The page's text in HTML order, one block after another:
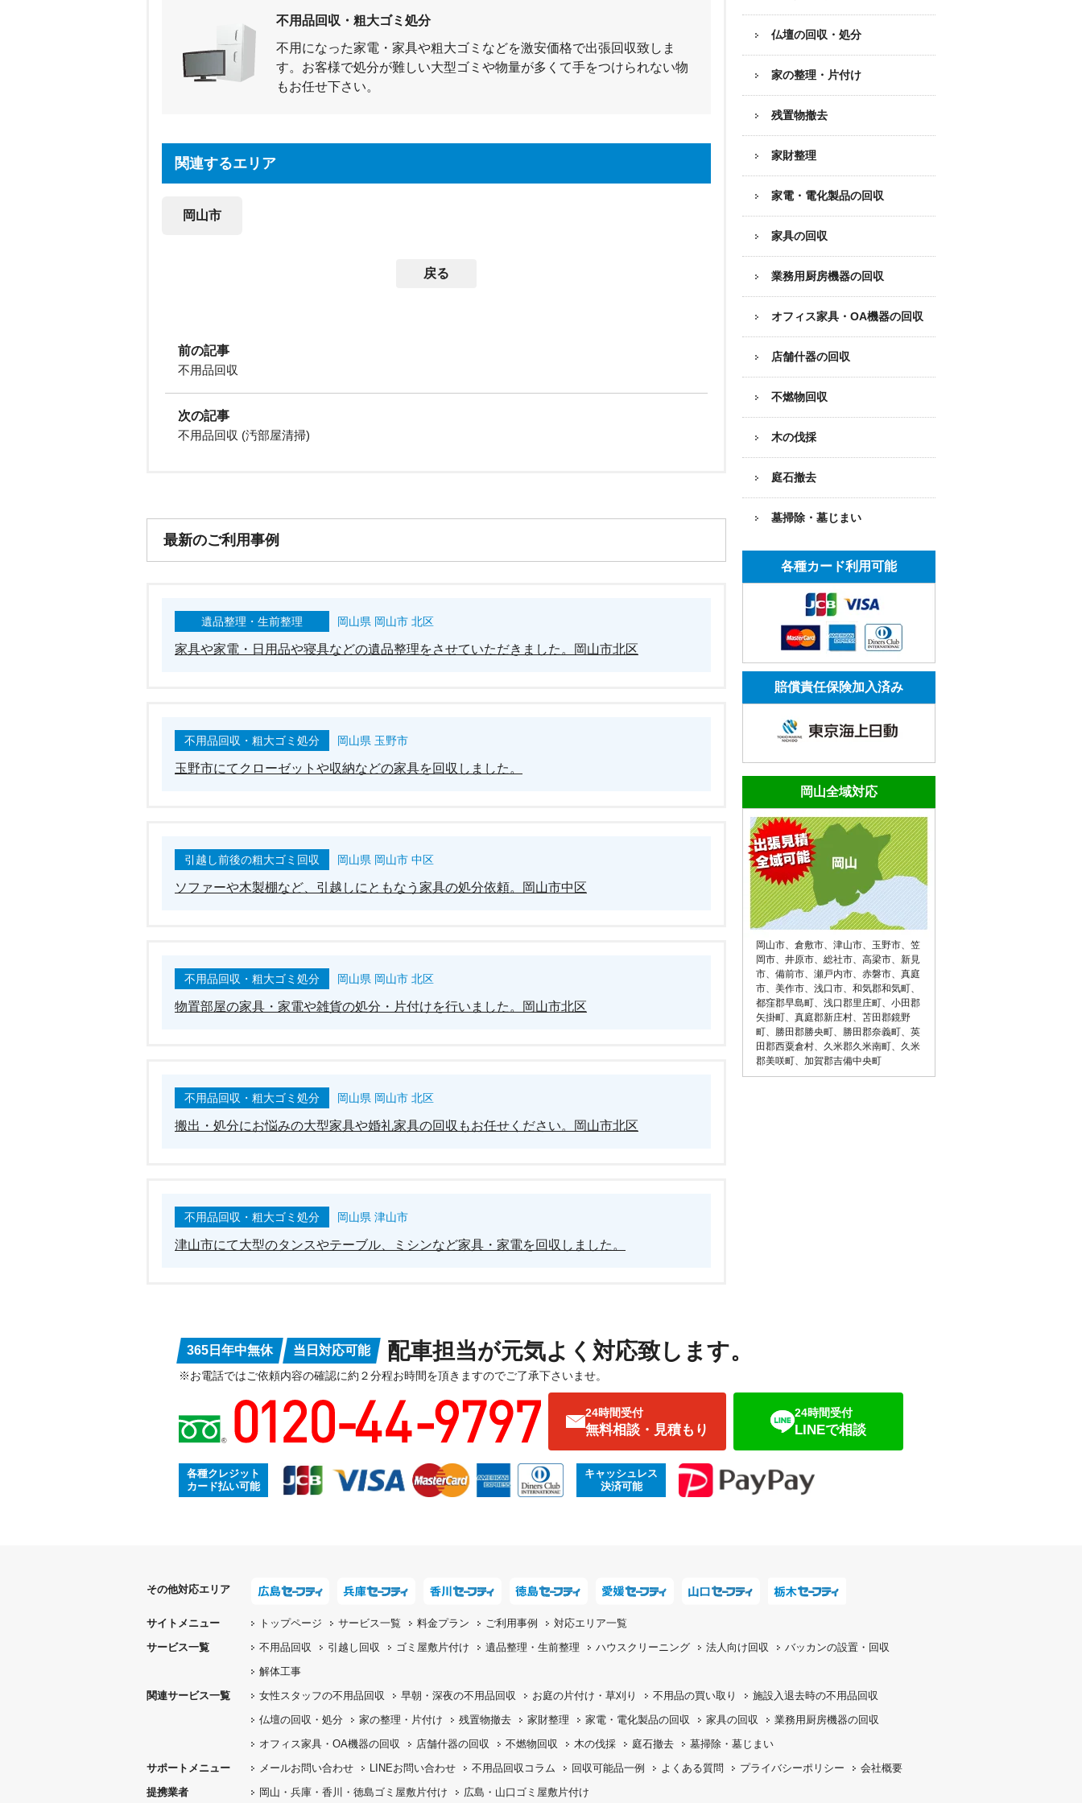
不用品回収・粗大ゴミ処分
不用になった家電・家具や粗大ゴミなどを激安価格で出張回収致しま
す。お客様で処分が難しい大型ゴミや物量が多くて手をつけられない物
もお任せ下さい。
関連するエリア
岡山市
戻る
前の記事
不用品回収
次の記事
不用品回収 (汚部屋清掃)
最新のご利用事例
遺品整理・生前整理 岡山県 岡山市 北区
家具や家電・日用品や寝具などの遺品整理をさせていただきました。岡山市北区
不用品回収・粗大ゴミ処分 岡山県 玉野市
玉野市にてクローゼットや収納などの家具を回収しました。
引越し前後の粗大ゴミ回収 岡山県 岡山市 中区
ソファーや木製棚など、引越しにともなう家具の処分依頼。岡山市中区
不用品回収・粗大ゴミ処分 岡山県 岡山市 北区
物置部屋の家具・家電や雑貨の処分・片付けを行いました。岡山市北区
不用品回収・粗大ゴミ処分 岡山県 岡山市 北区
搬出・処分にお悩みの大型家具や婚礼家具の回収もお任せください。岡山市北区
不用品回収・粗大ゴミ処分 岡山県 津山市
津山市にて大型のタンスやテーブル、ミシンなど家具・家電を回収しました。
仏壇の回収・処分
家の整理・片付け
残置物撤去
家財整理
家電・電化製品の回収
家具の回収
業務用厨房機器の回収
オフィス家具 ・OA機器の回収
店舗什器の回収
不燃物回収
木の伐採
庭石撤去
墓掃除・墓じまい
各種カード利用可能
賠償責任保険加入済み
岡山全域対応
岡山市、 倉敷市、 津山市、 玉野市、 笠
岡市、 井原市、 総社市、 高梁市、 新見
市、 備前市、 瀬戸内市、 赤磐市、 真庭
市、 美作市、 浅口市、 和気郡和気町、
都窪郡早島町、 浅口郡里庄町、 小田郡
矢掛町、 真庭郡新庄村、 苫田郡鏡野
町、 勝田郡勝央町、 勝田郡奈義町、 英
田郡西粟倉村、 久米郡久米南町、 久米
郡美咲町、 加賀郡吉備中央町
365日年中無休 当日対応可能 配車担当が元気よく対応致します。
※お電話ではご依頼内容の確認に約２分程お時間を頂きますのでご了承下さいませ。
24時間受付
無料相談・見積もり
24時間受付
LINEで相談
各種クレジット
カード払い可能
キャッシュレス
決済可能
その他対応エリア
サイトメニュー トップページ サービス一覧 料金プラン ご利用事例
対応エリア一覧
サービス一覧
不用品回収 引越し回収 ゴミ屋敷片付け 遺品整理・生前整理 ハウスクリーニング 法人向け回収
バッカンの設置・回収
解体工事
関連サービス一覧
女性スタッフの不用品回収 早朝・深夜の不用品回収 お庭の片付け・ 草刈り 不用品の買い取り 施設入退去時の不用品回収
仏壇の回収・処分 家の整理・片付け 残置物撤去 家財整理 家電・電化製品の回収 家具の回収 業務用厨房機器の回収
オフィス家具 ・OA機器の回収 店舗什器の回収 不燃物回収 木の伐採 庭石撤去
墓掃除・墓じまい
サポートメニュー
メールお問い合わせ LINEお問い合わせ 不用品回収コラム 回収可能品一例 よくある質問 プライバシーポリシー
会社概要
提携業者
岡山・兵庫・香川・徳島ゴミ屋敷片付け 広島・山口ゴミ屋敷片付け